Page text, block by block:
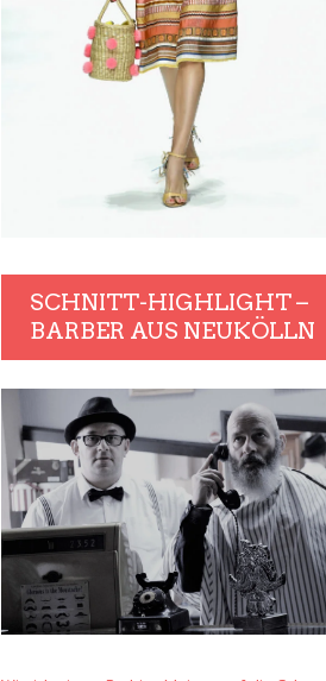
SCHNITT-HIGHLIGHT –
BARBER AUS NEUKÖLLN